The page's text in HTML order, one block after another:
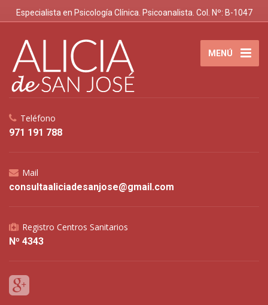
Especialista en Psicología Clínica. Psicoanalista. Col. Nº: B-1047
MENÚ
Teléfono
971 191 788
Mail
consultaaliciadesanjose@gmail.com
Registro Centros Sanitarios
Nº 4343